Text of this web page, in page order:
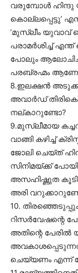
വരുമ്പോൾ ഹിന്ദു
കൊല്ലപ്പെട്ടു’
‘മുസ്‌ലീം യുവാവ്
പരാമർശിച്ച്
പോലും
പരബ്രഹ്മം ആണോ
8.ഇലക്ഷൻ
അവാർഡ്
നല്കാറുണ്ടോ?
9.മുസ്ലീമായ
വാങ്ങി കഴിച്ച്
ജോലി ചെയ്ത്
സിനിമയ്ക്ക്
അസഹിഷ്ണുത
അരി
10.
റിസർവേഷന്റെ
അതിന്റെ
ചെയ്യണം എന്ന്